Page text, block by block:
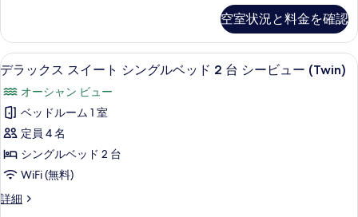
べ
て
の
写
真
を
表
示
す
詳
細
シ
ン
グ
ル
ベ
ッ
ド
2
台
ス
ス
イ
ト
シ
グ
ル
ベ
ッ
ド
空室状況と料金を確認
デ
ラ
ッ
ク
ス
ス
イ
ー
ミニバー、セーフティボックス (室
5
デラックス スイート シングルベッド 2 台 シービュー (Twin)
オーシャン ビュー
ベッドルーム 1 室
定員 4 名
シングルベッド 2 台
WiFi (無料)
詳細
デ